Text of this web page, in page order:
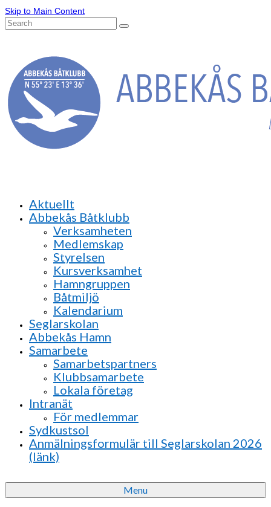
Skip to Main Content
Search
Aktuellt
Abbekås Båtklubb
Verksamheten
Medlemskap
Styrelsen
Kursverksamhet
Hamngruppen
Båtmiljö
Kalendarium
Seglarskolan
Abbekås Hamn
Samarbete
Samarbetspartners
Klubbsamarbete
Lokala företag
Intranät
För medlemmar
Sydkustsol
Anmälningsformulär till Seglarskolan 2026
(länk)
Menu